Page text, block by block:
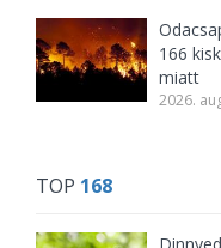
166
miatt
2026.
TOP 168